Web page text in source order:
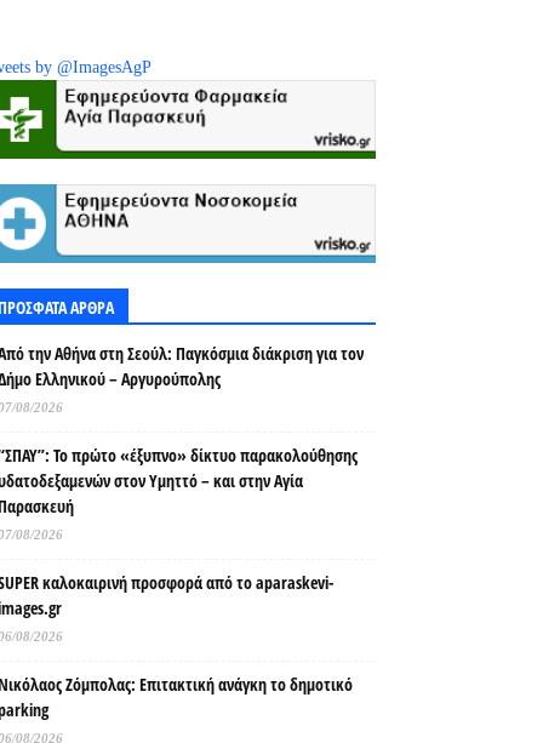
by @ImagesAgP
ΑΡΘΡΑ
την Αθήνα στη Σεούλ: Παγκόσμια διάκριση για τον
Ελληνικού – Αργυρούπολης
08/2026
Το πρώτο «έξυπνο» δίκτυο παρακολούθησης
στον Υμηττό – και στην Αγία
08/2026
καλοκαιρινή προσφορά από το aparaskevi-
08/2026
Ζόμπολας: Επιτακτική ανάγκη το δημοτικό
08/2026